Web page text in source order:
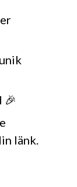
🎉
länk.